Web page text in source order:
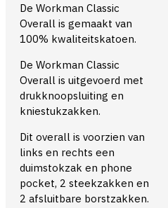
De Workman Classic
Overall is gemaakt van
100% kwaliteitskatoen.
De Workman Classic
Overall is uitgevoerd met
drukknoopsluiting en
kniestukzakken.
Dit overall is voorzien van
links en rechts een
duimstokzak en phone
pocket, 2 steekzakken en
2 afsluitbare borstzakken.